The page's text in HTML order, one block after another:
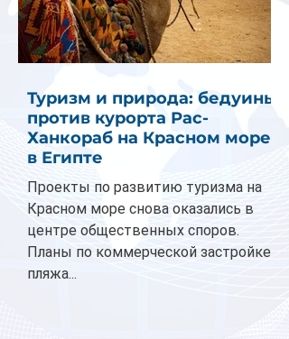
Туризм и природа: бедуины
против курорта Рас-
Ханкораб на Красном море
в Египте
Проекты по развитию туризма на
Красном море снова оказались в
центре общественных споров.
Планы по коммерческой застройке
пляжа...